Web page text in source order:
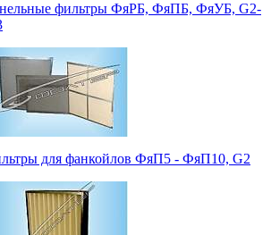
фильтры ФяРБ, ФяПБ, ФяУБ, G2-
для фанкойлов ФяП5 - ФяП10, G2